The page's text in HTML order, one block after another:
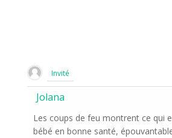
Invité
Jolana
Les coups de feu montrent ce qui
bébé en bonne santé,